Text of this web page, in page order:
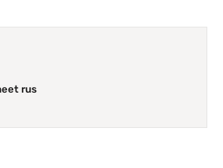
идеальный выбор для бизнеса,
rus